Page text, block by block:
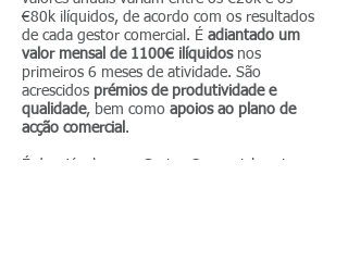
€80k ilíquidos, de acordo com os resultados
de cada gestor comercial. É adiantado um
valor mensal de 1100€ ilíquidosnos
primeiros 6 meses de atividade. São
acrescidos prémios de produtividade e
qualidade, bem como apoios ao plano de
acção comercial .